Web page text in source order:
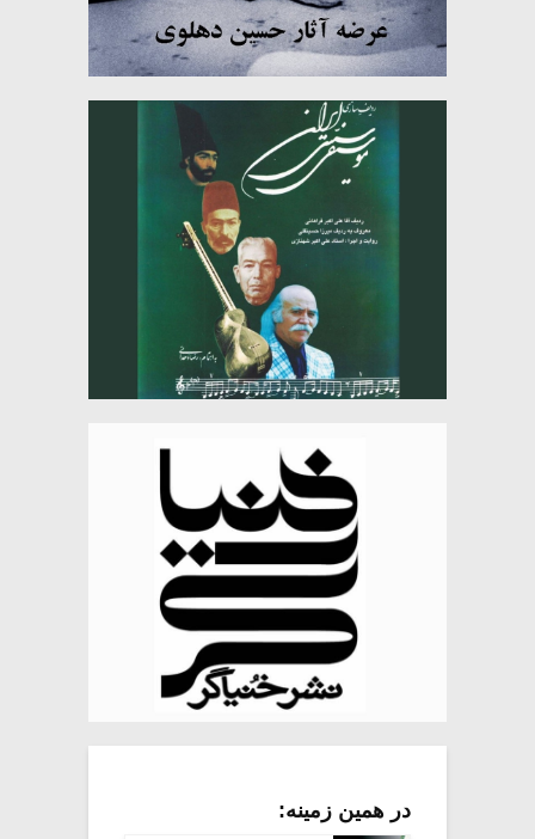
در همین زمینه: